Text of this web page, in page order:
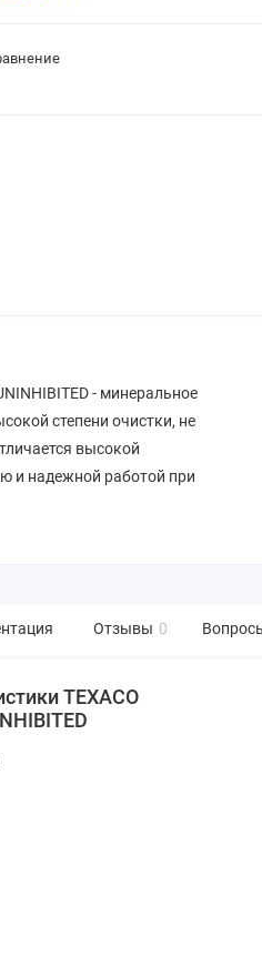
- минеральное
степени очистки, не
высокой
и надежной работой при
Отзывы 0
TEXACO